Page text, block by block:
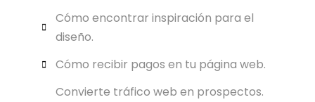
Cómo encontrar inspiración para el
diseño.
Cómo recibir pagos en tu página web.
Convierte tráfico web en prospectos.